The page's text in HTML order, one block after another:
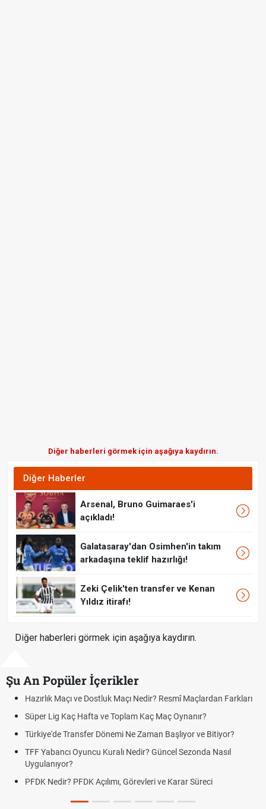
Diğer haberleri görmek için aşağıya kaydırın.
Diğer Haberler
Arsenal, Bruno Guimaraes'i
açıkladı!
Galatasaray'dan Osimhen'in takım
arkadaşına teklif hazırlığı!
Zeki Çelik'ten transfer ve Kenan
Yıldız itirafı!
Diğer haberleri görmek için aşağıya kaydırın.
Şu An Popüler İçerikler
Maçı ve Dostluk Maçı Nedir? Resmî Maçlardan Farkları
Lig Kaç Hafta ve Toplam Kaç Maç Oynanır?
Transfer Dönemi Ne Zaman Başlıyor ve Bitiyor?
Oyuncu Kuralı Nedir? Güncel Sezonda Nasıl
Nedir? PFDK Açılımı, Görevleri ve Karar Süreci
Puan